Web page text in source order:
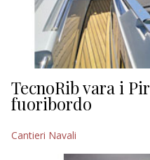
TecnoRib vara i
fuoribordo
Cantieri Navali